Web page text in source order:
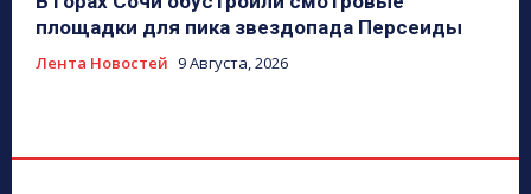
площадки для пика звездопада Персеиды
Лента Новостей 9 Августа, 2026